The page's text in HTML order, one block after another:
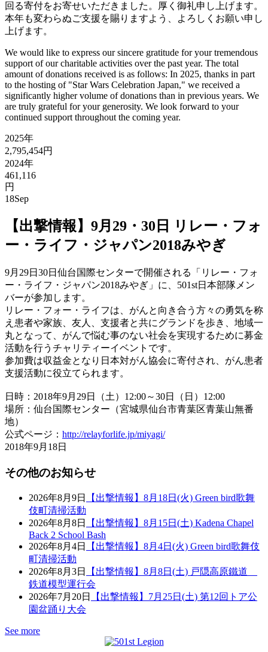
回る寄付をお寄せいただきました。厚く御礼申し上げます。
本年も変わらぬご支援を賜りますよう、よろしくお願い申し
上げます。
We would like to express our sincere gratitude for your tremendous
support of our charitable activities over the past year. The total
amount of donations received is as follows: In 2025, thanks in part
to the hosting of "Star Wars Celebration Japan," we received a
significantly higher volume of donations than in previous years. We
are truly grateful for your generosity. We look forward to your
continued support throughout the coming year.
2025年
2,795,454円
2024年
461,116
円
18Sep
【出撃情報】9月29・30日 リレー・フォ
ー・ライフ・ジャパン2018みやぎ
9月29日30日仙台国際センターで開催される「リレー・フォ
ー・ライフ・ジャパン2018みやぎ」に、501st日本部隊メン
バーが参加します。
リレー・フォー・ライフは、がんと向き合う方々の勇気を称
え患者や家族、友人、支援者と共にグランドを歩き、地域一
丸となって、がんで悩む事のない社会を実現するために募金
活動を行うチャリティーイベントです。
参加費は収益金となり日本対がん協会に寄付され、がん患者
支援活動に役立てられます。
日時：2018年9月29日（土）12:00～30日（日）12:00
場所：仙台国際センター（宮城県仙台市青葉区青葉山無番
地）
公式ページ： http://relayforlife.jp/miyagi/
2018年9月18日
その他のお知らせ
2026年8月9日
【出撃情報】8月18日(火) Green bird歌舞
伎町清掃活動
2026年8月8日
【出撃情報】8月15日(土) Kadena Chapel
Back 2 School Bash
2026年8月4日
【出撃情報】8月4日(火) Green bird歌舞伎
町清掃活動
2026年8月3日
【出撃情報】8月8日(土) 戸隠高原鐵道
鉄道模型運行会
2026年7月20日
【出撃情報】7月25日(土) 第12回トア公
園盆踊り大会
See more